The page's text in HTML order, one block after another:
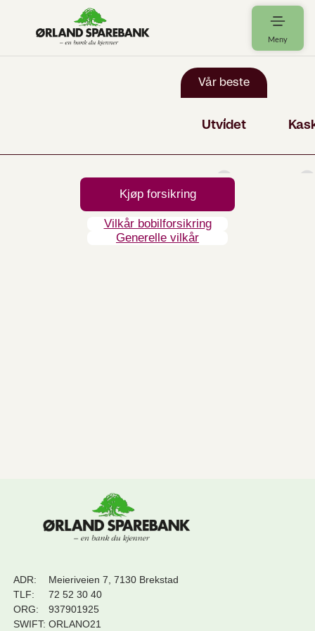
Meny
Kjøp forsikring
Vilkår bobilforsikring
Generelle vilkår
ADR:
Meieriveien 7, 7130 Brekstad
TLF:
72 52 30 40
ORG:
937901925
SWIFT: ORLANO21